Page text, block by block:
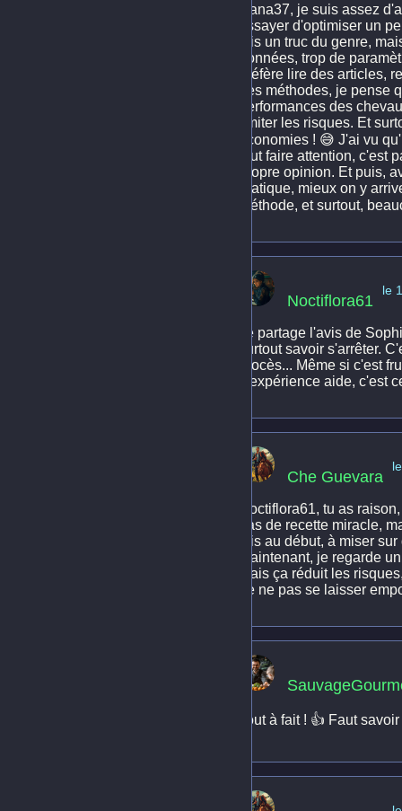
Rana37, je suis assez
essayer d'optimiser un
fois un truc du genre,
données, trop de
préfère lire des articles,
des méthodes, je pense
performances des
limiter les risques. Et
économies ! 😅 J'ai vu
faut faire attention, c'est
propre opinion. Et puis,
pratique, mieux on y
méthode, et surtout,
Noctiflora61
le
Je partage l'avis de
surtout savoir s'arrêter.
procès... Même si c'est
L'expérience aide, c'est
Che Guevara
Noctiflora61, tu as
pas de recette miracle,
fois au début, à miser
Maintenant, je regarde
mais ça réduit les
de ne pas se laisser
Tout à fait ! 👍 Faut